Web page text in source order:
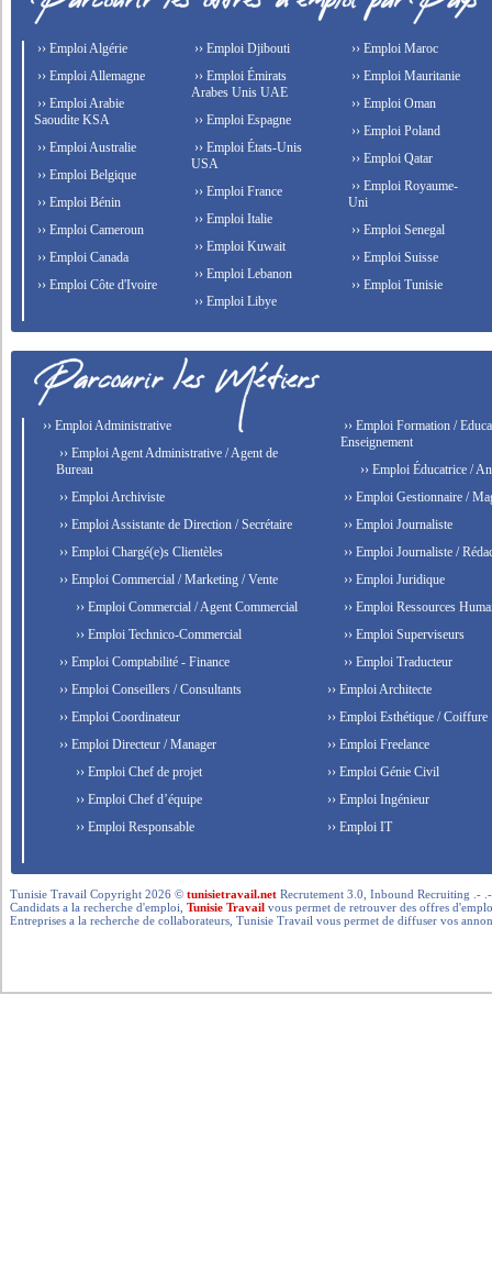
›› Emploi Algérie
›› Emploi Allemagne
›› Emploi Arabie
Saoudite KSA
›› Emploi Australie
›› Emploi Belgique
›› Emploi Bénin
›› Emploi Cameroun
›› Emploi Canada
›› Emploi Côte d'Ivoire
›› Emploi Djibouti
›› Emploi Émirats
Arabes Unis UAE
›› Emploi Espagne
›› Emploi États-Unis
USA
›› Emploi France
›› Emploi Italie
›› Emploi Kuwait
›› Emploi Lebanon
›› Emploi Libye
›› Emploi Maroc
›› Emploi Mauritanie
›› Emploi Oman
›› Emploi Poland
›› Emploi Qatar
›› Emploi Royaume-
Uni
›› Emploi Senegal
›› Emploi Suisse
›› Emploi Tunisie
›› Emploi Administrative
›› Emploi Agent Administrative / Agent de
Bureau
›› Emploi Archiviste
›› Emploi Assistante de Direction / Secrétaire
›› Emploi Chargé(e)s Clientèles
›› Emploi Commercial / Marketing / Vente
›› Emploi Commercial / Agent Commercial
›› Emploi Technico-Commercial
›› Emploi Comptabilité - Finance
›› Emploi Conseillers / Consultants
›› Emploi Coordinateur
›› Emploi Directeur / Manager
›› Emploi Chef de projet
›› Emploi Chef d’équipe
›› Emploi Responsable
›› Emploi Formation /
Enseignement
›› Emploi Éducatrice /
›› Emploi Gestionnaire /
›› Emploi Journaliste
›› Emploi Journaliste /
›› Emploi Juridique
›› Emploi Ressources
›› Emploi Superviseurs
›› Emploi Traducteur
›› Emploi Architecte
›› Emploi Esthétique / Coiffure
›› Emploi Freelance
›› Emploi Génie Civil
›› Emploi Ingénieur
›› Emploi IT
Tunisie Travail Copyright 2026 ©tunisietravail.net Recrutement 3.0, Inbound Recruiting .-
Candidats a la recherche d'emploi,Tunisie Travail vous permet de retrouver des offres
Entreprises a la recherche de collaborateurs, Tunisie Travail vous permet de diffuser vos